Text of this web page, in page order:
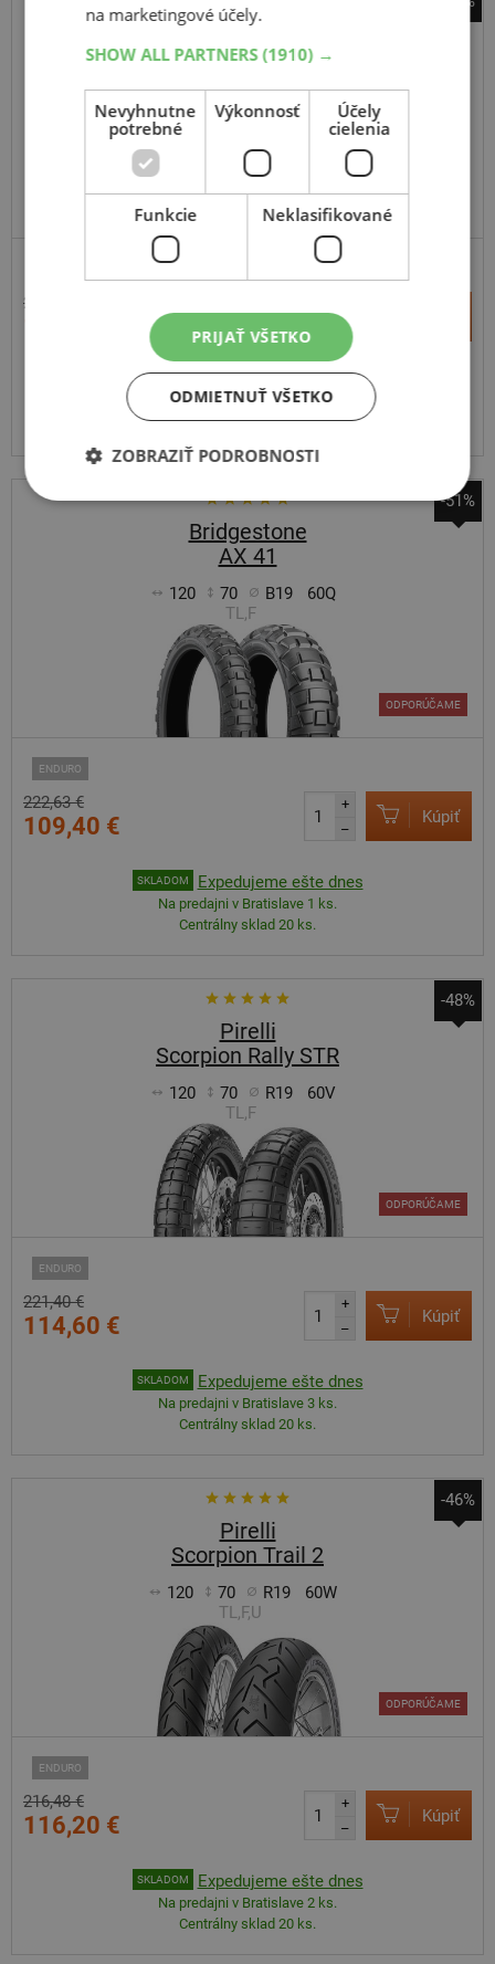
Continental
TKC 80 Twinduro
120 70 -19
60Q
TL,F
233,09 €
–
SKLADOM Expedujeme ešte dnes
Na predajni v Bratislave 3 ks.
Centrálny sklad 11 ks.
-51%
Bridgestone
AX 41
120 70 B19
60Q
TL,F
ENDURO
ODPORÚČAME
222,63 €
109,40 €
+
–
Kúpiť
SKLADOM Expedujeme ešte dnes
Na predajni v Bratislave 1 ks.
Centrálny sklad 20 ks.
-48%
Pirelli
Scorpion Rally STR
120 70 R19
60V
TL,F
ENDURO
ODPORÚČAME
221,40 €
114,60 €
+
–
Kúpiť
SKLADOM Expedujeme ešte dnes
Na predajni v Bratislave 3 ks.
Centrálny sklad 20 ks.
-46%
Pirelli
Scorpion Trail 2
120 70 R19
60W
TL,F,U
ENDURO
ODPORÚČAME
216,48 €
116,20 €
+
–
Kúpiť
SKLADOM Expedujeme ešte dnes
Na predajni v Bratislave 2 ks.
Centrálny sklad 20 ks.
na marketingové účely.
SHOW ALL PARTNERS(1910) →
Nevyhnutne
potrebné
Výkonnosť
Účely
cielenia
Funkcie Neklasifikované
PRIJAŤ VŠETKO
ODMIETNUŤ VŠETKO
ZOBRAZIŤ PODROBNOSTI